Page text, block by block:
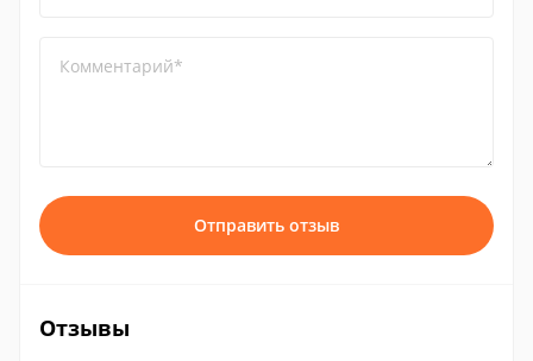
Комментарий*
Отправить отзыв
Отзывы